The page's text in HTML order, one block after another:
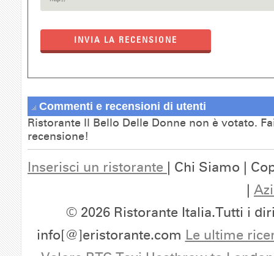
INVIA LA RECENSIONE
Commenti e recensioni di utenti
Ristorante Il Bello Delle Donne non è votato.
recensione!
Inserisci un ristorante | Chi Siamo |
|
© 2026 Ristorante Italia.Tutti i
info[@]eristorante.com Le ultime